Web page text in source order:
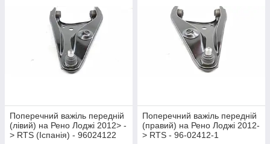
Поперечний важіль передній
(лівий) на Рено Лоджі 2012> -
> RTS (Іспанія) - 96024122
Поперечний важіль передній
(правий) на Рено Лоджі 2012-
> RTS - 96-02412-1